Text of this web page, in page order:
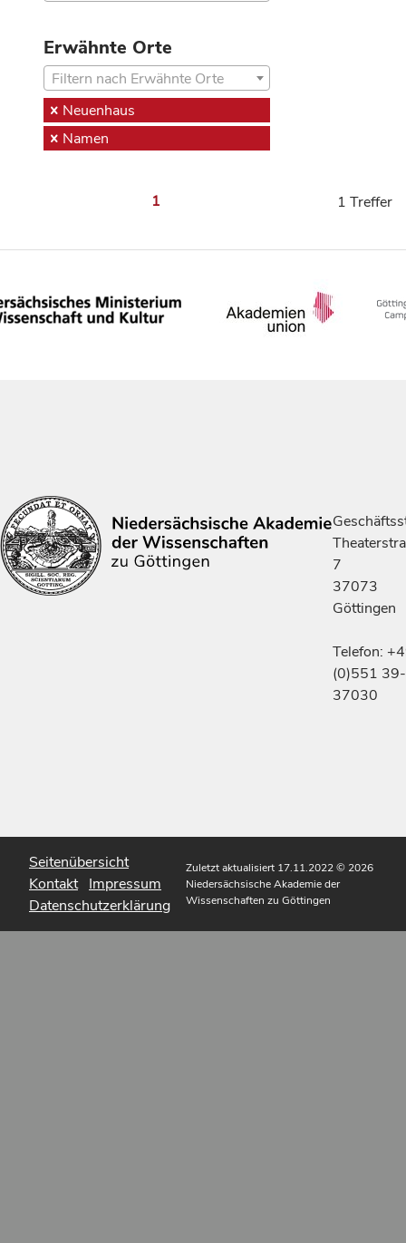
Erwähnte Orte
Filtern nach Erwähnte Orte
Neuenhaus
Namen
1 1 Treffer
7
37073
Göttingen
Telefon:
(0)551 39-
37030
Seitenübersicht
Kontakt Impressum
Datenschutzerklärung
Zuletzt aktualisiert 17.11.2022© 2026
Niedersächsische Akademie der
Wissenschaften zu Göttingen